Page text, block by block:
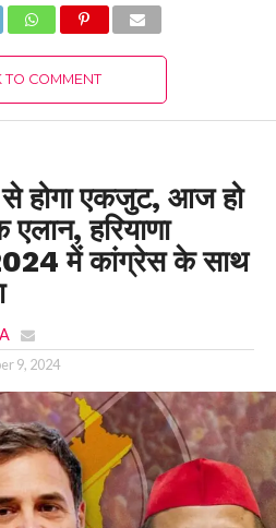
TO COMMENT
से होगा एकजुट, आज हो
हरियाणा
में कांग्रेस के साथ
9, 2024